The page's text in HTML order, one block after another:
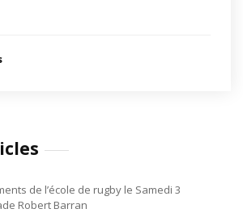
de l’école de rugby le Samedi 3
Robert Barran